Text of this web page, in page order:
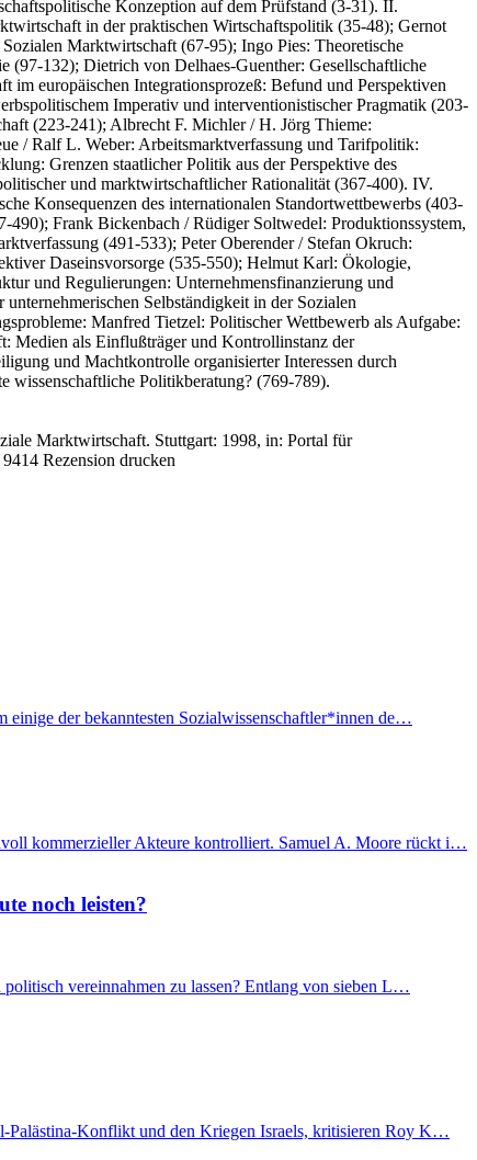
Konzeption auf dem Prüfstand (3-31). II.
in der praktischen Wirtschaftspolitik (35-48); Gernot
Marktwirtschaft (67-95); Ingo Pies: Theoretische
(97-132); Dietrich von Delhaes-Guenther: Gesellschaftliche
europäischen Integrationsprozeß: Befund und Perspektiven
Imperativ und interventionistischer Pragmatik (203-
(223-241); Albrecht F. Michler / H. Jörg Thieme:
/ Ralf L. Weber: Arbeitsmarktverfassung und Tarifpolitik:
Grenzen staatlicher Politik aus der Perspektive des
und marktwirtschaftlicher Rationalität (367-400). IV.
Konsequenzen des internationalen Standortwettbewerbs (403-
Frank Bickenbach / Rüdiger Soltwedel: Produktionssystem,
(491-533); Peter Oberender / Stefan Okruch:
Daseinsvorsorge (535-550); Helmut Karl: Ökologie,
und Regulierungen: Unternehmensfinanzierung und
Selbständigkeit in der Sozialen
Manfred Tietzel: Politischer Wettbewerb als Aufgabe:
Medien als Einflußträger und Kontrollinstanz der
und Machtkontrolle organisierter Interessen durch
wissenschaftliche Politikberatung? (769-789).
Marktwirtschaft. Stuttgart: 1998, in: Portal für
Rezension drucken
einige der bekanntesten Sozialwissenschaftler*innen de…
kommerzieller Akteure kontrolliert. Samuel A. Moore rückt i…
noch leisten?
vereinnahmen zu lassen? Entlang von sieben L…
Palästina-Konflikt und den Kriegen Israels, kritisieren Roy K…